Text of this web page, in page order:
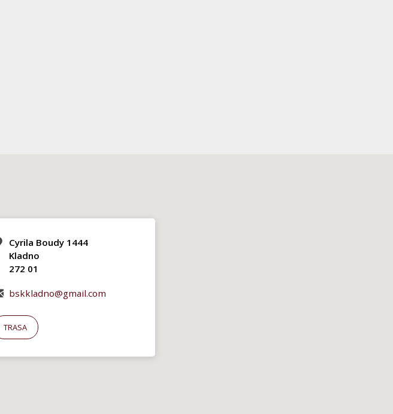
Cyrila Boudy 1444
Kladno
272 01
bskkladno@gmail.com
TRASA